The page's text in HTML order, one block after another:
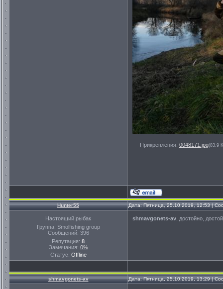
Прикрепления: 0048171.jpg(83.9
Hunter55 Дата: Пятница, 25.10.2019, 12:53 |
Настоящий рыбак
Группа: Smolfishing group
Сообщений: 396
Репутация: 8
Замечания: 0%
Статус: Offline
shmavgonets-av , достойно,
shmavgonets-av Дата: Пятница, 25.10.2019, 13:29 |